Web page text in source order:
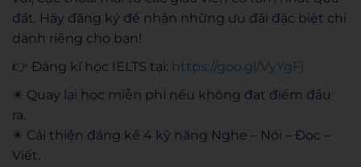
đất. Hãy đăng ký để nhận những ưu đãi đặc biệt chỉ
dành riêng cho bạn!
👉 Đăng kí học IELTS tại: https://goo.gl/VyYgFj
✴️ Quay lại học miễn phí nếu không đạt điểm đầu
ra.
✴️ Cải thiện đáng kể 4 kỹ năng Nghe – Nói – Đọc –
Viết.